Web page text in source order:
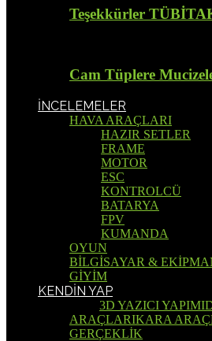
Teşekkürler
Cam Tüplere
İNCELEMELER
HAVA ARAÇLARI
HAZIR SETLER
FRAME
MOTOR
ESC
KONTROLCÜ
BATARYA
FPV
KUMANDA
OYUN
BİLGİSAYAR &
GİYİM
KENDİN YAP
3D YAZICI YAPIMI
ARAÇLARIKARA
GERÇEKLİK